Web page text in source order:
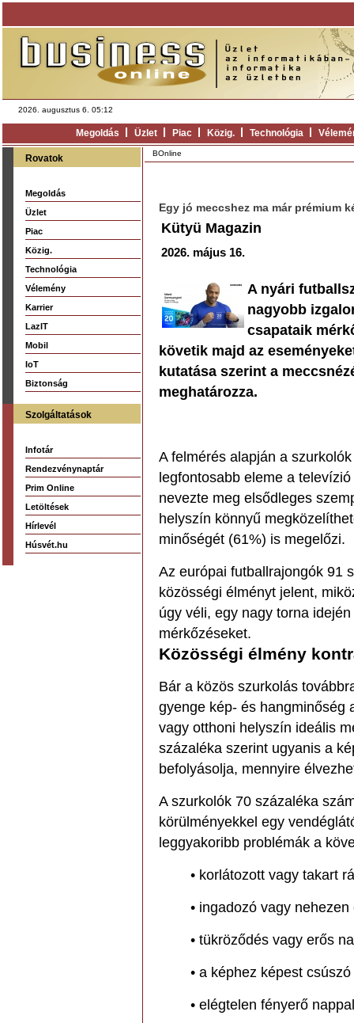
2026. augusztus 6. 05:12
Megoldás Üzlet Piac Közig. Technológia
Rovatok
Megoldás
Üzlet
Piac
Közig.
Technológia
Vélemény
Karrier
LazIT
Mobil
IoT
Biztonság
Szolgáltatások
Infotár
Rendezvénynaptár
Prim Online
Letöltések
Hírlevél
Húsvét.hu
BOnline
Egy jó meccshez ma már prémium
Kütyü Magazin
2026. május 16.
A nyári
nagyobb
csapataik
követik majd az
kutatása szerint a
meghatározza.
A felmérés alapján a
legfontosabb eleme a
nevezte meg elsődleges
helyszín könnyű
minőségét (61%) is megelőzi.
Az európai futballrajongók 91
közösségi élményt jelent,
úgy véli, egy nagy torna
mérkőzéseket.
Közösségi élmény
Bár a közös szurkolás
gyenge kép- és hangminőség
vagy otthoni helyszín ideális
százaléka szerint ugyanis a
befolyásolja, mennyire
A szurkolók 70 százaléka
körülményekkel egy
leggyakoribb problémák a
• korlátozott vagy takart
• ingadozó vagy
• tükröződés vagy erős
• a képhez képest
• elégtelen fényerő